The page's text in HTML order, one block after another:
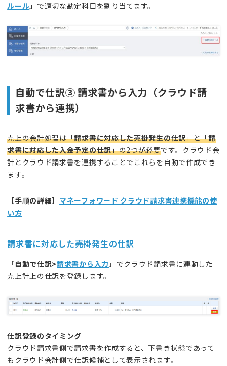
ルール」 で適切な勘定科目を割り当てます。
自動で仕訳③ 請求書から入力（クラウド請
求書から連携）
売上の会計処理は「請求書に対応した売掛発生の仕訳」と「請
求書に対応した入金予定の仕訳」の2つが必要です。クラウド会
計とクラウド請求書を連携することでこれらを自動で作成でき
ます。
【手順の詳細】 マネーフォワード クラウド請求書連携機能の使
い方
請求書に対応した売掛発生の仕訳
「自動で仕訳>請求書から入力」 でクラウド請求書に連動した
売上計上の仕訳を登録します。
仕訳登録のタイミング
クラウド請求書側で請求書を作成すると、下書き状態であって
もクラウド会計側で仕訳候補として表示されます。